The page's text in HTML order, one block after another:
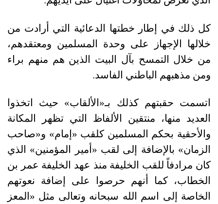
كل ذلك في إطار خطتها الدعائية التي أرادت من
خلالها الإجهاز على وحدة المسلمين ومعتقدهم،
من خلال التمسح بآل البيت الذين هم منهم براء
ومن مذهبهم الباطني الفاسد.
اتسمت حقبتهم كذلك بـ«الألقاب» حيث اتخذوا
العديد منها، منتقين الألفاظ التي تظهر المكانة
والأحقية بحكم المسلمين كلقب «إمام» و«صاحب
الزمان» بالإضافة إلى لقب «أمير المؤمنين» الذي
كان مرادفاً للقب الخليفة منذ عهد الخليفة عمر بن
الخطاب، كما أنهم حرصوا على إضافة نعوتهم
الخاصة إلى اسم الله سبحانه وتعالى مثل «المعز